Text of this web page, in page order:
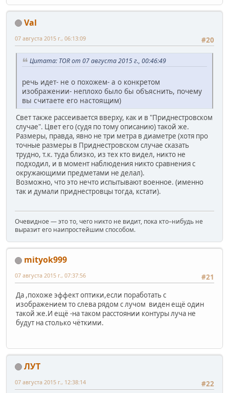
Val
#20
07 августа 2015 г., 06:13:09
Цитата: TOR от 07 августа 2015 г., 00:46:49
речь идет- не о похожем- а о конкретом
изображении- неплохо было бы объяснить, почему
вы считаете его настоящим)
Свет также рассеивается вверху, как и в "Приднестровском
случае". Цвет его (судя по тому описанию) такой же.
Размеры, правда, явно не три метра в диаметре (хотя про
точные размеры в Приднестровском случае сказать
трудно, т.к. туда близко, из тех кто видел, никто не
подходил, и в момент наблюдения никто сравнения с
окружающими предметами не делал).
Возможно, что это нечто испытывают военное. (именно
так и думали приднестровцы тогда, кстати).
Очевидное — это то, чего никто не видит, пока кто–нибудь не
выразит его наипростейшим способом.
mityok999
#21
07 августа 2015 г., 07:37:56
Да ,похоже эффект оптики,если поработать с
изображением то слева рядом с лучом виден ещё один
такой же.И ещё -на таком расстоянии контуры луча не
будут на столько чёткими.
ЛУТ
#22
07 августа 2015 г., 12:38:14